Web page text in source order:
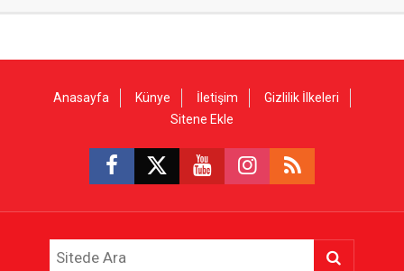
Anasayfa Künye İletişim
Gizlilik İlkeleri
Sitene Ekle